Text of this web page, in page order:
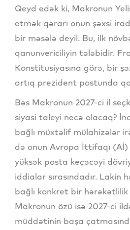
Qeyd edək ki, Makronun
etmək qərarı onun şəxsi
bir məsələ deyil. Bu, ilk
qanunvericiliyin tələbidir.
Konstitusiyasına görə, bir
artıq prezident postunda
Bəs Makronun 2027-ci il
siyasi taleyi necə olacaq?
bağlı müxtəlif mülahizələr
də onun Avropa İttifaqı (Aİ)
yüksək posta keçəcəyi
iddialar sırasındadır. Lakin
bağlı konkret bir
Makronun özü isə 2027-ci
müddətinin başa